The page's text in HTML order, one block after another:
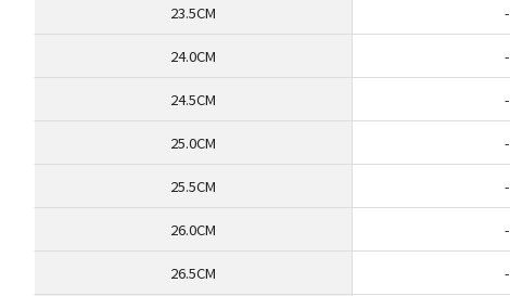
23.5CM
24.0CM
24.5CM
25.0CM
25.5CM
26.0CM
26.5CM